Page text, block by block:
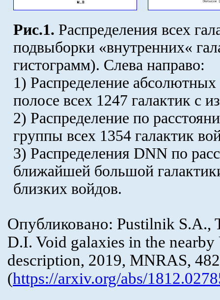
Рис.1. Распределения всех
подвыборки «внутренних«
гистограмм). Слева направо:
1) Распределение
полосе всех 1247 галактик с
2) Распределение по
группы всех 1354 галактик
3) Распределения DNN по
ближайшей большой
близких войдов.
Опубликовано: Pustilnik S.A.,
D.I. Void galaxies in the
description, 2019, MNRAS,
(https://arxiv.org/abs/